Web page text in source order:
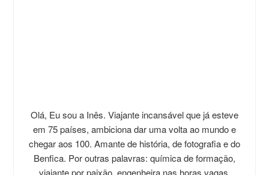
Olá, Eu sou a Inês. Viajante incansável que já esteve
em 75 países, ambiciona dar uma volta ao mundo e
chegar aos 100. Amante de história, de fotografia e do
Benfica. Por outras palavras: química de formação,
viajante por paixão, engenheira nas horas vagas.